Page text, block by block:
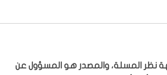
نظر المسلة، والمصدر هو المسؤول عن